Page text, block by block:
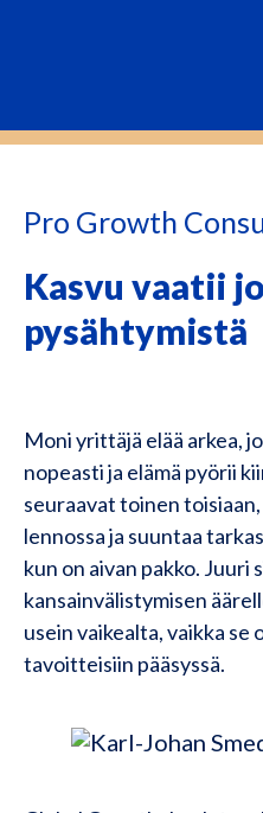
Pro Growth
Kasvu vaatii
pysähtymistä
Moni yrittäjä elää arkea,
nopeasti ja elämä pyörii
seuraavat toinen
lennossa ja suuntaa
kun on aivan pakko. Juuri
kansainvälistymisen
usein vaikealta, vaikka se
tavoitteisiin pääsyssä.